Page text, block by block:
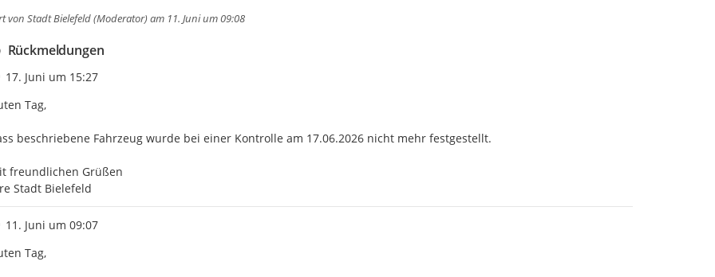
von Stadt Bielefeld (Moderator)am 11. Juni um 09:08
Rückmeldungen
Zeitpunkt des Erstellens
17. Juni um 15:27
Tag,
beschriebene Fahrzeug wurde bei einer Kontrolle am 17.06.2026 nicht mehr festgestellt.
freundlichen Grüßen
Stadt Bielefeld
Zeitpunkt des Erstellens
11. Juni um 09:07
Tag,